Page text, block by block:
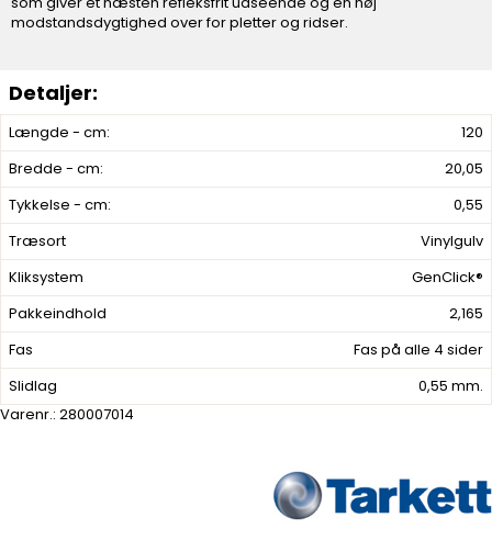
Længde - cm:
120
Bredde - cm:
20,05
Tykkelse - cm:
0,55
Træsort
Vinylgulv
Kliksystem
GenClick®
Pakkeindhold
2,165
Fas
Fas på alle 4 sider
Slidlag
0,55 mm.
Varenr.: 280007014
modstandsdygtighed over for pletter og ridser.